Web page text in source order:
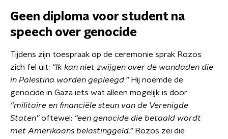
Geen diploma voor student na
speech over genocide
Tijdens zijn toespraak op de ceremonie sprak Rozos
zich fel uit: “Ik kan niet zwijgen over de wandaden die
in Palestina worden gepleegd.” Hij noemde de
genocide in Gaza iets wat alleen mogelijk is door
“militaire en financiële steun van de Verenigde
Staten”oftewel: “een genocide die betaald wordt
met Amerikaans belastinggeld.”Rozos zei die